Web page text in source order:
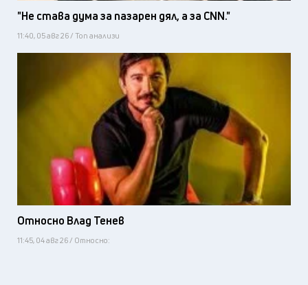
"Не става дума за пазарен дял, а за CNN."
11:40, 05 авг 26 / Топ анализи
Относно Влад Тенев
11:45, 04 авг 26 / Относно: